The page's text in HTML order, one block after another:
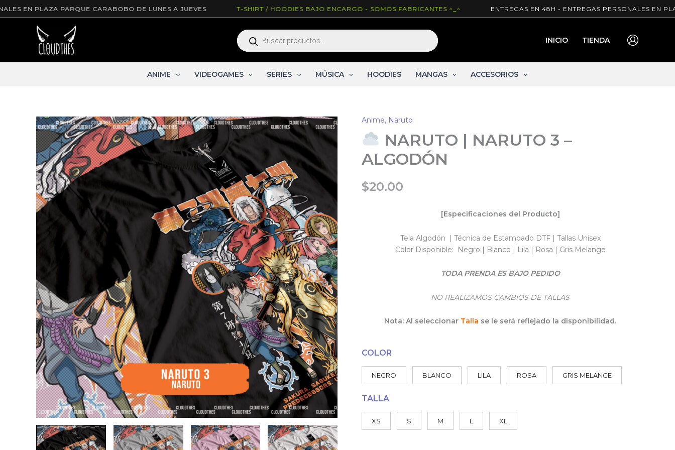
Ir
al
PLAZA PARQUE CARABOBO DE LUNES A JUEVES T-SHIRT / HOODIES BAJO ENCARGO - SOMOS FABRICANTES ^_^ ENTREGAS EN 48H - ENTREGAS PERSONALES EN PLAZA
Búsqueda
de
productos
INICIO TIENDA
ANIME VIDEOGAMES SERIES MÚSICA HOODIES MANGAS ACCESORIOS
Anime, Naruto
NARUTO | NARUTO 3 –
ALGODÓN
$20.00
[Especificaciones del Producto]
Tela Algodón | Técnica de Estampado DTF | Tallas Unisex
Color Disponible: Negro | Blanco | Lila | Rosa | Gris Melange
TODA PRENDA ES BAJO PEDIDO
NO REALIZAMOS CAMBIOS DE TALLAS
Nota: Al seleccionar Talla se le será reflejado la disponibilidad.
COLOR
NEGRO BLANCO LILA ROSA GRIS MELANGE
TALLA
XS S M L XL